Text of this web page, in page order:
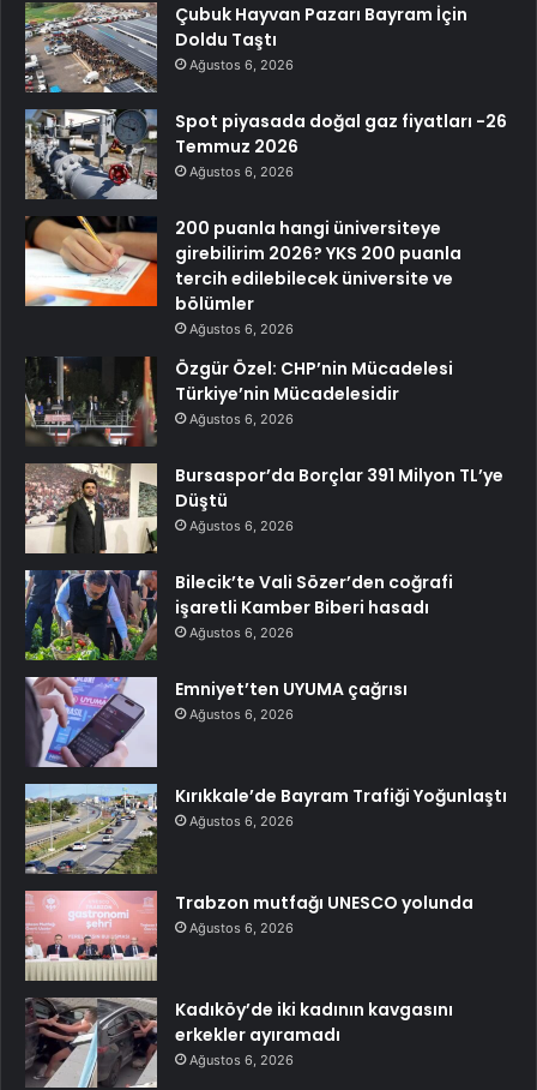
Çubuk Hayvan Pazarı Bayram İçin
Doldu Taştı
Ağustos 6, 2026
Spot piyasada doğal gaz fiyatları -26
Temmuz 2026
Ağustos 6, 2026
200 puanla hangi üniversiteye
girebilirim 2026? YKS 200 puanla
tercih edilebilecek üniversite ve
bölümler
Ağustos 6, 2026
Özgür Özel: CHP’nin Mücadelesi
Türkiye’nin Mücadelesidir
Ağustos 6, 2026
Bursaspor’da Borçlar 391 Milyon TL’ye
Düştü
Ağustos 6, 2026
Bilecik’te Vali Sözer’den coğrafi
işaretli Kamber Biberi hasadı
Ağustos 6, 2026
Emniyet’ten UYUMA çağrısı
Ağustos 6, 2026
Kırıkkale’de Bayram Trafiği Yoğunlaştı
Ağustos 6, 2026
Trabzon mutfağı UNESCO yolunda
Ağustos 6, 2026
Kadıköy’de iki kadının kavgasını
erkekler ayıramadı
Ağustos 6, 2026